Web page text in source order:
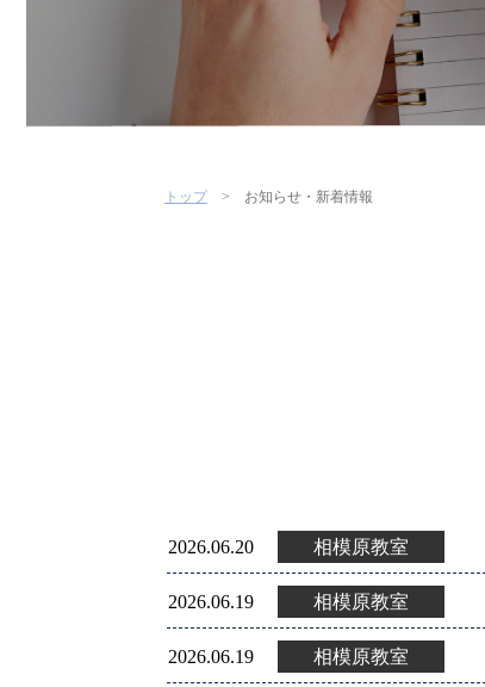
トップ お知らせ・新着情報
2026.06.20 相模原教室
2026.06.19 相模原教室
2026.06.19 相模原教室